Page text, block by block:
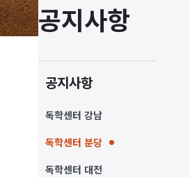
공지사항
공지사항
독학센터 강남
독학센터 분당
독학센터 대전